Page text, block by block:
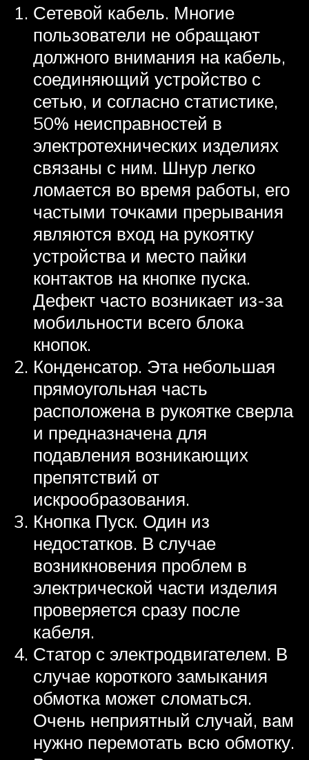
Сетевой кабель. Многие
пользователи не обращают
должного внимания на кабель,
соединяющий устройство с
сетью, и согласно статистике,
50% неисправностей в
электротехнических изделиях
связаны с ним. Шнур легко
ломается во время работы, его
частыми точками прерывания
являются вход на рукоятку
устройства и место пайки
контактов на кнопке пуска.
Дефект часто возникает из-за
мобильности всего блока
кнопок.
Конденсатор. Эта небольшая
прямоугольная часть
расположена в рукоятке сверла
и предназначена для
подавления возникающих
препятствий от
искрообразования.
Кнопка Пуск. Один из
недостатков. В случае
возникновения проблем в
электрической части изделия
проверяется сразу после
кабеля.
Статор с электродвигателем. В
случае короткого замыкания
обмотка может сломаться.
Очень неприятный случай, вам
нужно перемотать всю обмотку.